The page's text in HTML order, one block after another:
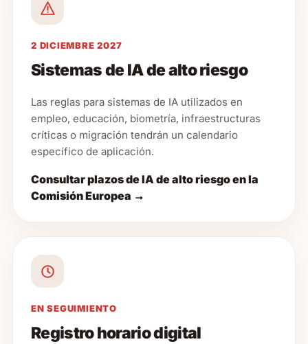
2 DICIEMBRE 2027
Sistemas de IA de alto riesgo
Las reglas para sistemas de IA utilizados en
empleo, educación, biometría, infraestructuras
críticas o migración tendrán un calendario
específico de aplicación.
Consultar plazos de IA de alto riesgo en la
Comisión Europea →
EN SEGUIMIENTO
Registro horario digital